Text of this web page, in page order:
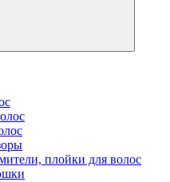
плойки для волос